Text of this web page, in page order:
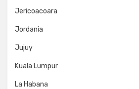
Jericoacoara
Jordania
Jujuy
Kuala Lumpur
La Habana